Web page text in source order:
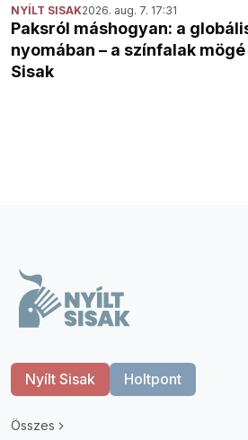
NYÍLT SISAK2026. aug. 7. 17:31
Paksról máshogyan: a
nyomában – a színfalak
Sisak
Nyílt Sisak Holtpont
Összes